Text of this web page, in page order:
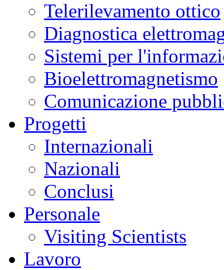
Telerilevamento ottico
Diagnostica
Sistemi per
Bioelettromagnetismo
Comunicazione
Progetti
Internazionali
Nazionali
Conclusi
Personale
Visiting Scientists
Lavoro